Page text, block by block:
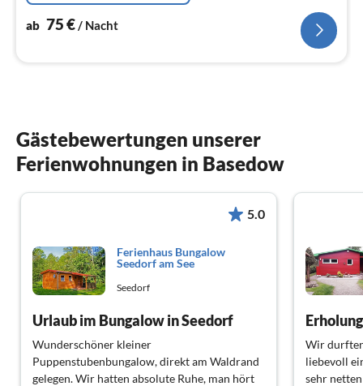
ab 75€ / Nacht
Gästebewertungen unserer
Ferienwohnungen in Basedow
5.0
Ferienhaus Bungalow
Seedorf am See
Seedorf
Urlaub im Bungalow in Seedorf
Wunderschöner kleiner
Puppenstubenbungalow, direkt am Waldrand
gelegen. Wir hatten absolute Ruhe, man hört
Wir
liebevoll
sehr